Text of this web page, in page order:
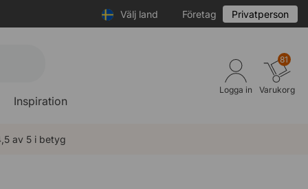
Välj land Företag Privatperson
Inspiration
Logga in
81
Varukorg
av 5 i betyg